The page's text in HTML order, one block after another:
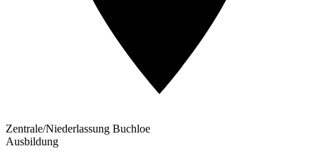
Zentrale/Niederlassung Buchloe
Ausbildung